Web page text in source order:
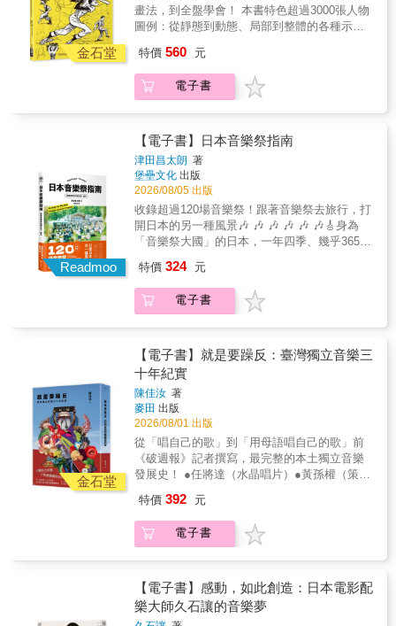
豐富視覺與創意趣味精彩展現。 ＊特色2 愛馬
仕的絲巾、LV的行李箱、GUCCI的竹節包、
Ferragamo的軟木楔形鞋， 香奈兒的2.55包、
PRADA的尼龍後背包、聖羅蘭的女性褲裝
&hellip;&hellip; 每位大師的經典服飾，紙上
SHOW給你看！ ＊特色3 Marc Jacobs：顏色
題。 Calvin Klein：看到我的名字出現在別人的
臀部，是件有趣的事。 CoCo Chanel：我無法
理解，一個女人怎麼能不打扮一下就出門，說
不定那天是遇到命中注定的緣份的日子
&hellip;&hellip; 每位設計大師的經典語錄，完
全收錄！ 好評推薦 ★★知名國際造型師 李祐
群 長文推薦★★ ★★rocker99讀者五顆星好評
★★ 相信本書能讓原本不關心時尚的人，感受
到時尚世界的魅力。______作者 姜旻枝 華服
它們身後品牌的歷史、堅持的工藝、無懈可擊
的創意與對美的品味， 這些原料一起創造出的
時尚記憶。______知名國際造型師 李佑群 比
起單純的文字敘述，採用漫畫的方式更能引人
入勝。______讀者 abc123por 用漫畫的方式表
達品牌時尚的歷史，不枯燥之外， 還可以看到
用精美色彩的插圖，表現出那些經典的服飾、
包包、鞋子。______讀者 阿兔 他們並不完
美，個個都有弱點與性格缺陷，但也因此能感
受人們的真正需要， 並將自身限制轉換成創作
能量，設計出一件又一件能征服時代考驗的作
品。______編輯推薦
死的篇章，更是可媲美悲劇三部曲。而其弟子
亞里斯多德雖以模擬貫穿《詩學》的思想架
構，卻不用其他科學知識來判斷藝術模擬的好
壞，堅持模擬的藝術有其自身的領域和批評基
是相關的，但也是不同的科學範圍。
金石堂
畫法，到全盤學會！ 本書特色超過3000張人物
圖例：從靜態到動態、局部到整體的各種示範
→設計風格的多元技法多種角色造型風格：從
嬰兒到老人、美女到流浪漢，包羅萬象完整的
情緒姿態情境：超過500種五官特徵、手勢、情
聽話的線條更珍貴！卡通的王道，就是要偏離
正常。美國家喻戶曉的動物巨星《兔寶寶》
（Bugs Bunny）的創作人之一傑克‧漢姆，以扎
實的寫實繪畫功底，創作過無數生動活躍、深
受喜愛的卡通角色。他的繪畫教學系列書籍在
世界各國廣為翻譯流傳，至今人氣不輟，卡通
畫教學更是堪稱難出其右。他的教畫方式簡單
易懂、幽默風趣，帶你跳脫寫實、輕快躍入卡
通領域的思考與表現方法，放心地誇大或簡化
蓋龐大完整的卡通教畫體系，從基礎的線條觀
念、繪製步驟、細部訣竅、不同情緒與姿態的
畫法，以及廣告、諷刺畫及動畫等不同類型卡
通人物的創作要領，動輒搭配數十、百圖例示
範解說。不論是新手還是專業繪師，都能視己
所需從任何一處入手，一定都能獲得滿滿的價
值資訊和幽默能量。 關於卡通畫「這是你能找
到的最好的一本書！」翻譯暢銷英．美．德．
日．韓……各國讀者好評推薦「漢姆這本《卡
通風格人物創作》向我演示：「你可以用最粗
糙的小墨水曲線喚起各種情感。」——馬特•格
朗寧《辛普森家庭》創作者「我愛它！將卡通
圖反覆練習後，每15分鐘就能畫四幅畫了！我
很驚訝從書中理解如此容易。」——美國亞馬
遜網站讀者「令人愉快、易學且深具啟發性，
式。即使對在電腦上畫漫畫的人來說也很有
趣。」——美國亞馬遜網站讀者「有扎實的繪
畫基礎功力的傑克．漢姆，卡通畫的說服力很
特價 560 元
電子書
Readmoo
【電子書】日本音樂祭指南
津田昌太朗 著
堡壘文化 出版
2026/08/05 出版
收錄超過120場音樂祭！跟著音樂祭去旅行，打
開日本的另一種風景🎶 🎶 🎶 🎶 🎶 🎶🎸身為
「音樂祭大國」的日本，一年四季、幾乎365天
一本掌握日本音樂祭全貌由日本最具代表性的
音樂媒體「Festival Life」總編津田昌太朗撰
寫，從FUJI ROCK、SUMMER SONIC、
天到冬天，從城市到山林、海邊與溫泉鄉，帶
你一次掌握日本一年365天的音樂祭版圖。不只
看演出，更跟著音樂走進地方，深入日本各地
獨有的文化風景。⛺看完表演去哪裡泡湯？必
吃美食是什麼？哪家餐廳可能遇見樂手？祕密
朝聖點一次收集，新手也能輕鬆啟程包含豐富
照片、插圖與表格，從音樂祭行話、穿搭指
南、交通方式、美食特輯，全都整理得清楚易
懂。書末附INDEX一覽各地音樂祭總表，方便
快速翻查。想鎖定大型經典音樂祭朝聖，或想
自己的旅程。🎤收錄主辦音樂人專訪，深入音
樂祭的靈魂特別收錄三篇音樂祭主辦音樂人的
訪談，包含10-FEET、西川貴教、TOSHI-LOW
的熱情、籌劃與地方創生精神。🥁津田昌太朗
（本書作者）：「我跑遍世界各地的音樂祭之
特價 324 元
電子書
金石堂
【電子書】就是要躁反：臺灣獨立音樂三
十年紀實
陳佳汝 著
麥田 出版
2026/08/01 出版
從「唱自己的歌」到「用母語唱自己的歌」前
《破週報》記者撰寫，最完整的本土獨立音樂
發展史！ ●任將達（水晶唱片）●黃孫權（策展
靈）●阿爆（母語創作人）●戴曉君（音樂創作
人）——齊聲推薦 ▍內容簡介音樂，來自底
層，來自土地，來自時代躁動的聲音。解嚴
首，開啟了新台語歌謠運動，反擊戒嚴時期華
語為尊的主流文化論述。之後，一代又一代的
創作者洶湧崛起。閃靈、林生祥、拍謝少年、
特價 392 元
電子書
【電子書】感動，如此創造：日本電影配
樂大師久石讓的音樂夢